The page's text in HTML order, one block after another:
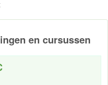
en cursussen